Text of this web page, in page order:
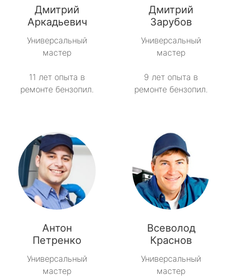
Дмитрий
Аркадьевич
Универсальный
мастер
11 лет опыта в
ремонте бензопил.
Дмитрий
Зарубов
Универсальный
мастер
9 лет опыта в
ремонте бензопил.
Антон
Петренко
Универсальный
мастер
Всеволод
Краснов
Универсальный
мастер